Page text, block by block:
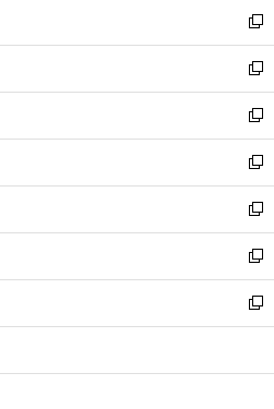
く
ド
ウ
で
開
く
ィ
ン
ド
ウ
で
開
く
い
ウ
ィ
ン
ド
ウ
で
開
く
新
し
い
ウ
ィ
ン
ド
ウ
で
開
く
新
し
い
ウ
ィ
ン
ド
ウ
で
開
く
新
し
い
ウ
ィ
ン
ド
ウ
で
開
新
し
い
ウ
ィ
ン
ド
ウ
開
新
し
い
ウ
ィ
ン
ウ
新
し
い
ウ
ン
新
し
ウ